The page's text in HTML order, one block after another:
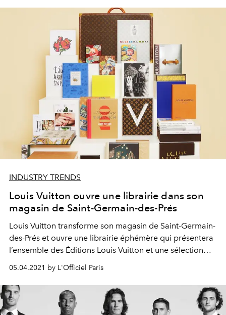
INDUSTRY TRENDS
Louis Vuitton ouvre une librairie dans son
magasin de Saint-Germain-des-Prés
Louis Vuitton transforme son magasin de Saint-Germain-
des-Prés et ouvre une librairie éphémère qui présentera
l’ensemble des Éditions Louis Vuitton et une sélection
d’ouvrages choisis avec inspiration et parti pris. Art de
vivre, mode,
design, la Maison propose un voyage à travers les livres.
05.04.2021 by L'Officiel Paris